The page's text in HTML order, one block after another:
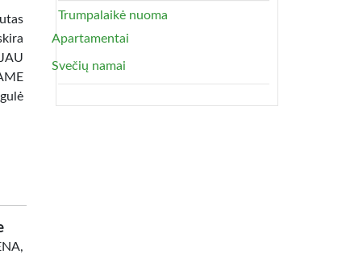
Trumpalaikė nuoma
Apartamentai
Svečių namai